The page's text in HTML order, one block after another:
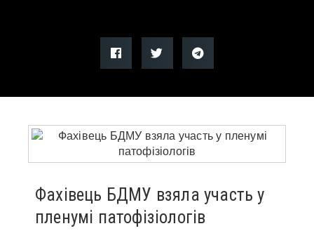
Фахівець БДМУ взяла участь у
пленумі патофізіологів